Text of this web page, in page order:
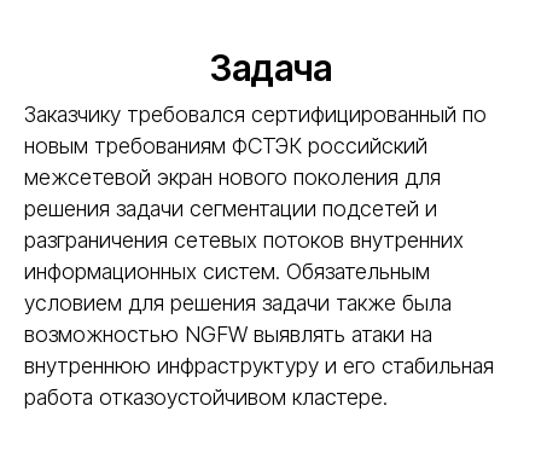
Задача
Заказчику требовался сертифицированный по
новым требованиям ФСТЭК российский
межсетевой экран нового поколения для
решения задачи сегментации подсетей и
разграничения сетевых потоков внутренних
информационных систем. Обязательным
условием для решения задачи также была
возможностью NGFW выявлять атаки на
внутреннюю инфраструктуру и его стабильная
работа отказоустойчивом кластере.